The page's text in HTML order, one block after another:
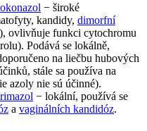
− široké
kandidy, dimorfní
ovlivňuje funkci cytochromu
Podává se lokálně,
na liečbu hubových
stále sa používa na
azoly nie sú účinné).
− lokální, používá se
a vaginálních kandidóz.